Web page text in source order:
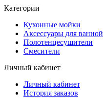
Категории
Кухонные мойки
Аксессуары для ванной
Полотенцесушители
Смесители
Личный кабинет
Личный кабинет
История заказов